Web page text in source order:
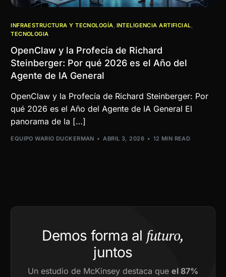
INFRAESTRUCTURA Y TECNOLOGÍA, INTELIGENCIA ARTIFICIAL,
TECNOLOGIA
OpenClaw y la Profecía de Richard
Steinberger: Por qué 2026 es el Año del
Agente de IA General
OpenClaw y la Profecía de Richard Steinberger: Por
qué 2026 es el Año del Agente de IA General El
panorama de la […]
EQUIPO WARIO DUCKERMAN ABRIL 3, 2026 12 MIN READ
Demos forma al futuro,
juntos
Un estudio de McKinsey destaca que el 87%